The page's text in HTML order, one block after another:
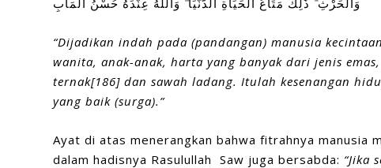
“Dijadikan indah pada (pandangan) manusia
wanita, anak-anak, harta yang banyak dari jenis
ternak[186] dan sawah ladang. Itulah kesenangan
yang baik (surga).”
Ayat di atas menerangkan bahwa fitrahnya manusia
dalam hadisnya Rasulullah Saw juga bersabda: “Jika